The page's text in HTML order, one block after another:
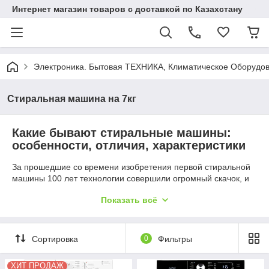
Интернет магазин товаров с доставкой по Казахстану
Электроника. Бытовая ТЕХНИКА, Климатическое
Стиральная машина на 7кг
Какие бывают стиральные машины:
особенности, отличия, характеристики
За прошедшие со времени изобретения первой стиральной
машины 100 лет технологии совершили огромный скачок, и
оборудования, на которое можно переложить всю заботу о
машинки можно разделить на несколько категорий:
По конструкции: барабанные и активаторные.
Показать всё
Сортировка 0 Фильтры
ХИТ ПРОДАЖ